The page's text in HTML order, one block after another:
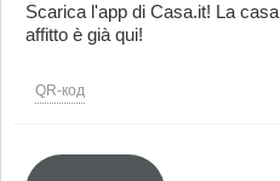
Scarica l'app di Casa.it! La
affitto è già qui!
QR-код